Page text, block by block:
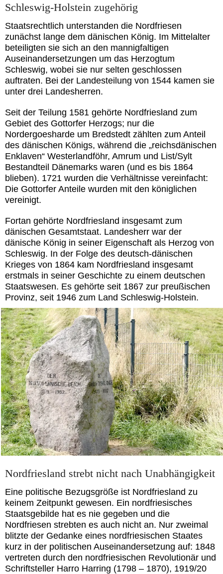
Schleswig-Holstein zugehörig
Staatsrechtlich unterstanden die Nordfriesen
zunächst lange dem dänischen König. Im Mittelalter
beteiligten sie sich an den mannigfaltigen
Auseinandersetzungen um das Herzogtum
Schleswig, wobei sie nur selten geschlossen
auftraten. Bei der Landesteilung von 1544 kamen sie
unter drei Landesherren.
Seit der Teilung 1581 gehörte Nordfriesland zum
Gebiet des Gottorfer Herzogs; nur die
Nordergoesharde um Bredstedt zählten zum Anteil
des dänischen Königs, während die „reichsdänischen
Enklaven“ Westerlandföhr, Amrum und List/Sylt
Bestandteil Dänemarks waren (und es bis 1864
blieben). 1721 wurden die Verhältnisse vereinfacht:
Die Gottorfer Anteile wurden mit den königlichen
vereinigt.
Fortan gehörte Nordfriesland insgesamt zum
dänischen Gesamtstaat. Landesherr war der
dänische König in seiner Eigenschaft als Herzog von
Schleswig. In der Folge des deutsch-dänischen
Krieges von 1864 kam Nordfriesland insgesamt
erstmals in seiner Geschichte zu einem deutschen
Staatswesen. Es gehörte seit 1867 zur preußischen
Provinz, seit 1946 zum Land Schleswig-Holstein.
Nordfriesland strebt nicht nach Unabhängigkeit
Eine politische Bezugsgröße ist Nordfriesland zu
keinem Zeitpunkt gewesen. Ein nordfriesisches
Staatsgebilde hat es nie gegeben und die
Nordfriesen strebten es auch nicht an. Nur zweimal
blitzte der Gedanke eines nordfriesischen Staates
kurz in der politischen Auseinandersetzung auf: 1848
vertreten durch den nordfriesischen Revolutionär und
Schriftsteller Harro Harring (1798 – 1870), 1919/20